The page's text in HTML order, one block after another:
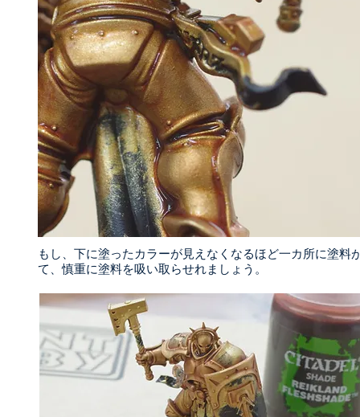
もし、下に塗ったカラーが見えなくなるほど一カ所に塗
て、慎重に塗料を吸い取らせれましょう。